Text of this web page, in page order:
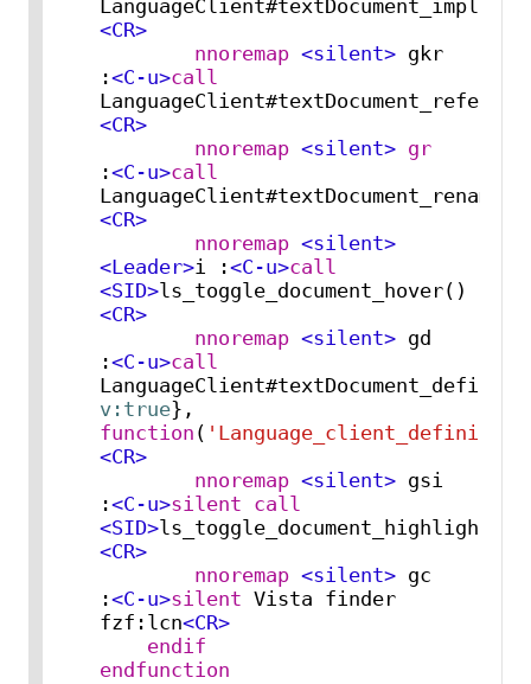
<CR>
nnoremap <silent> gkr
:<C-u>call
<CR>
nnoremap <silent> gr
:<C-u>call
LanguageClient#textDocument_rename()
<CR>
nnoremap <silent>
<Leader>i :<C-u>call
<SID>ls_toggle_document_hover()
<CR>
nnoremap <silent> gd
:<C-u>call
v:true
function (
<CR>
nnoremap <silent> gsi
:<C-u>silent call
<SID>ls_toggle_document_highlight()
<CR>
nnoremap <silent> gc
:<C-u>silent Vista finder
fzf:lcn<CR>
endif
endfunction